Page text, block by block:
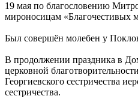
19 мая по благословению
мироносицам
Был совершён молебен у
В продолжении праздника в
церковной
Георгиевского сестричества
сестричества.